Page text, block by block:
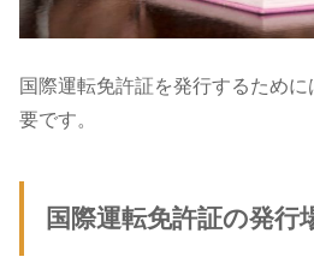
国際運転免許証を発行するため
要です。
国際運転免許証の発行